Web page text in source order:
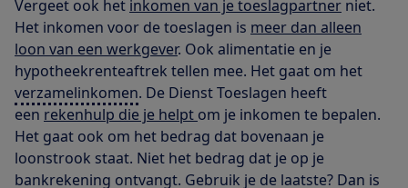
Vergeet ook het inkomen van je toeslagpartner niet.
Het inkomen voor de toeslagen is meer dan alleen
loon van een werkgever. Ook alimentatie en je
hypotheekrenteaftrek tellen mee. Het gaat om het
verzamelinkomen. De Dienst Toeslagen heeft
een rekenhulp die je helpt om je inkomen te bepalen.
Het gaat ook om het bedrag dat bovenaan je
loonstrook staat. Niet het bedrag dat je op je
bankrekening ontvangt. Gebruik je de laatste? Dan is